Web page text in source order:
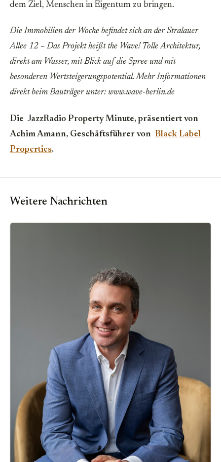
dem Ziel, Menschen in Eigentum zu bringen.
Die Immobilien der Woche befindet sich an der Stralauer
Allee 12 – Das Projekt heißt the Wave! Tolle Architektur,
direkt am Wasser, mit Blick auf die Spree und mit
besonderen Wertsteigerungspotential. Mehr Informationen
direkt beim Bauträger unter: www.wave-berlin.de
Die JazzRadio Property Minute, präsentiert von
Achim Amann, Geschäftsführer von Black Label
Properties.
Weitere Nachrichten